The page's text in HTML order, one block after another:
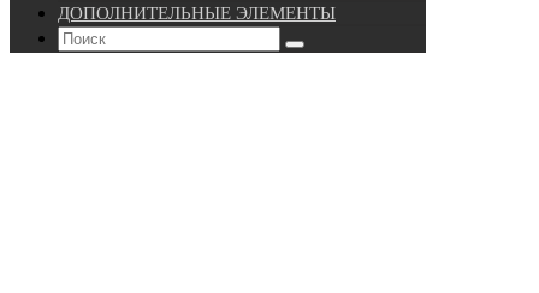
ДОПОЛНИТЕЛЬНЫЕ ЭЛЕМЕНТЫ